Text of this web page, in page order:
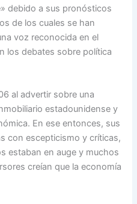
debido a sus pronósticos
de los cuales se han
voz reconocida en el
los debates sobre política
al advertir sobre una
estadounidense y
En ese entonces, sus
con escepticismo y críticas,
estaban en auge y muchos
creían que la economía